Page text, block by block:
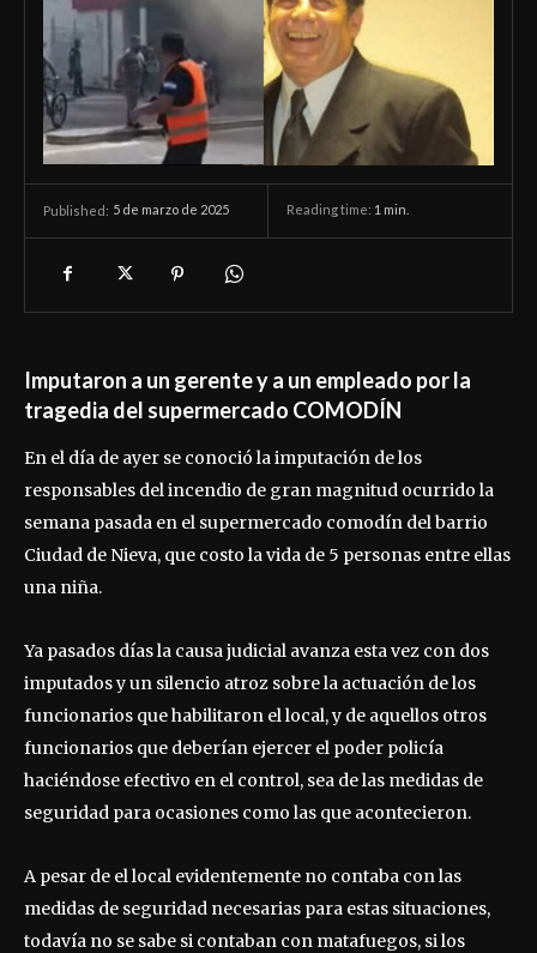
Published: 5 de marzo de 2025 Reading time: 1 min.
Imputaron a un gerente y a un empleado por la
tragedia del supermercado COMODÍN
En el día de ayer se conoció la imputación de los
responsables del incendio de gran magnitud ocurrido la
semana pasada en el supermercado comodín del barrio
Ciudad de Nieva, que costo la vida de 5 personas entre ellas
una niña.
Ya pasados días la causa judicial avanza esta vez con dos
imputados y un silencio atroz sobre la actuación de los
funcionarios que habilitaron el local, y de aquellos otros
funcionarios que deberían ejercer el poder policía
haciéndose efectivo en el control, sea de las medidas de
seguridad para ocasiones como las que acontecieron.
A pesar de el local evidentemente no contaba con las
medidas de seguridad necesarias para estas situaciones,
todavía no se sabe si contaban con matafuegos, si los